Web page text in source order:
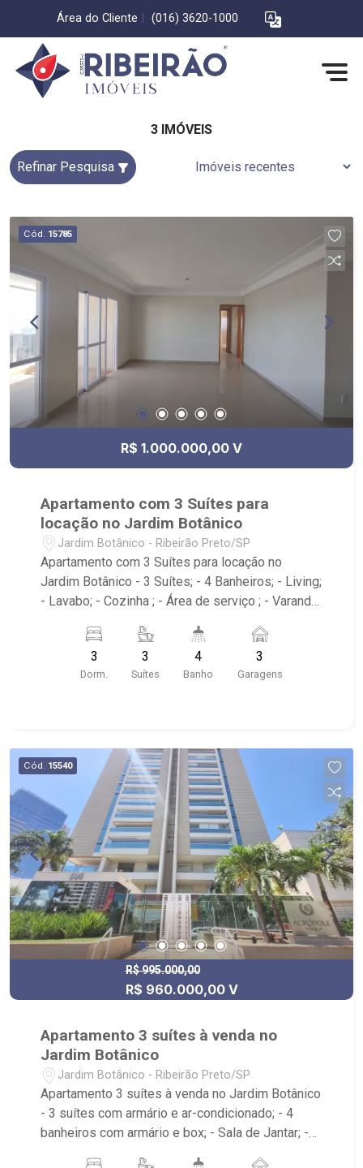
Área do Cliente (016) 3620-1000
3 IMÓVEIS
Refinar Pesquisa
Cód. 15785
R$ 1.000.000,00 V
Apartamento com 3 Suítes para
locação no Jardim Botânico
Jardim Botânico - Ribeirão Preto/SP
Apartamento com 3 Suítes para locação no
Jardim Botânico - 3 Suítes; - 4 Banheiros; - Living;
- Lavabo; - Cozinha ; - Área de serviço ; - Varanda
quadra de esportes, varanda gourmet, salão de
festas e playground; - Próximo do Parque Raya,
Colégio Itamaray, Supermercado Dia, Pão de
3
Dorm.
3
Suítes
4
Banho
3
Garagens
Cód. 15540
R$ 995.000,00
R$ 960.000,00 V
Apartamento 3 suítes à venda no
Jardim Botânico
Jardim Botânico - Ribeirão Preto/SP
Apartamento 3 suítes à venda no Jardim Botânico
- 3 suítes com armário e ar-condicionado; - 4
banheiros com armário e box; - Sala de Jantar; -